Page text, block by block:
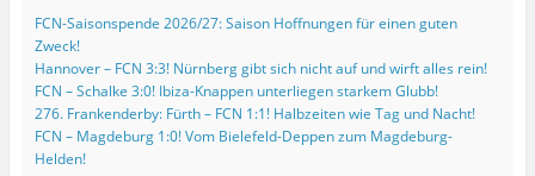
FCN-Saisonspende 2026/27: Saison Hoffnungen für einen guten
Zweck!
Hannover – FCN 3:3! Nürnberg gibt sich nicht auf und wirft alles rein!
FCN – Schalke 3:0! Ibiza-Knappen unterliegen starkem Glubb!
276. Frankenderby: Fürth – FCN 1:1! Halbzeiten wie Tag und Nacht!
FCN – Magdeburg 1:0! Vom Bielefeld-Deppen zum Magdeburg-
Helden!